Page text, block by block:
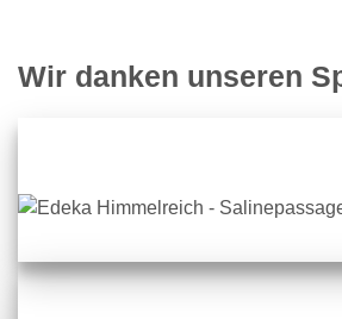
Wir danken unseren